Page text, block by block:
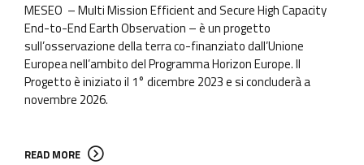
MESEO – Multi Mission Efficient and Secure High Capacity
End-to-End Earth Observation – è un progetto
sull’osservazione della terra co-finanziato dall’Unione
Europea nell’ambito del Programma Horizon Europe. Il
Progetto è iniziato il 1° dicembre 2023 e si concluderà a
novembre 2026.
READ MORE